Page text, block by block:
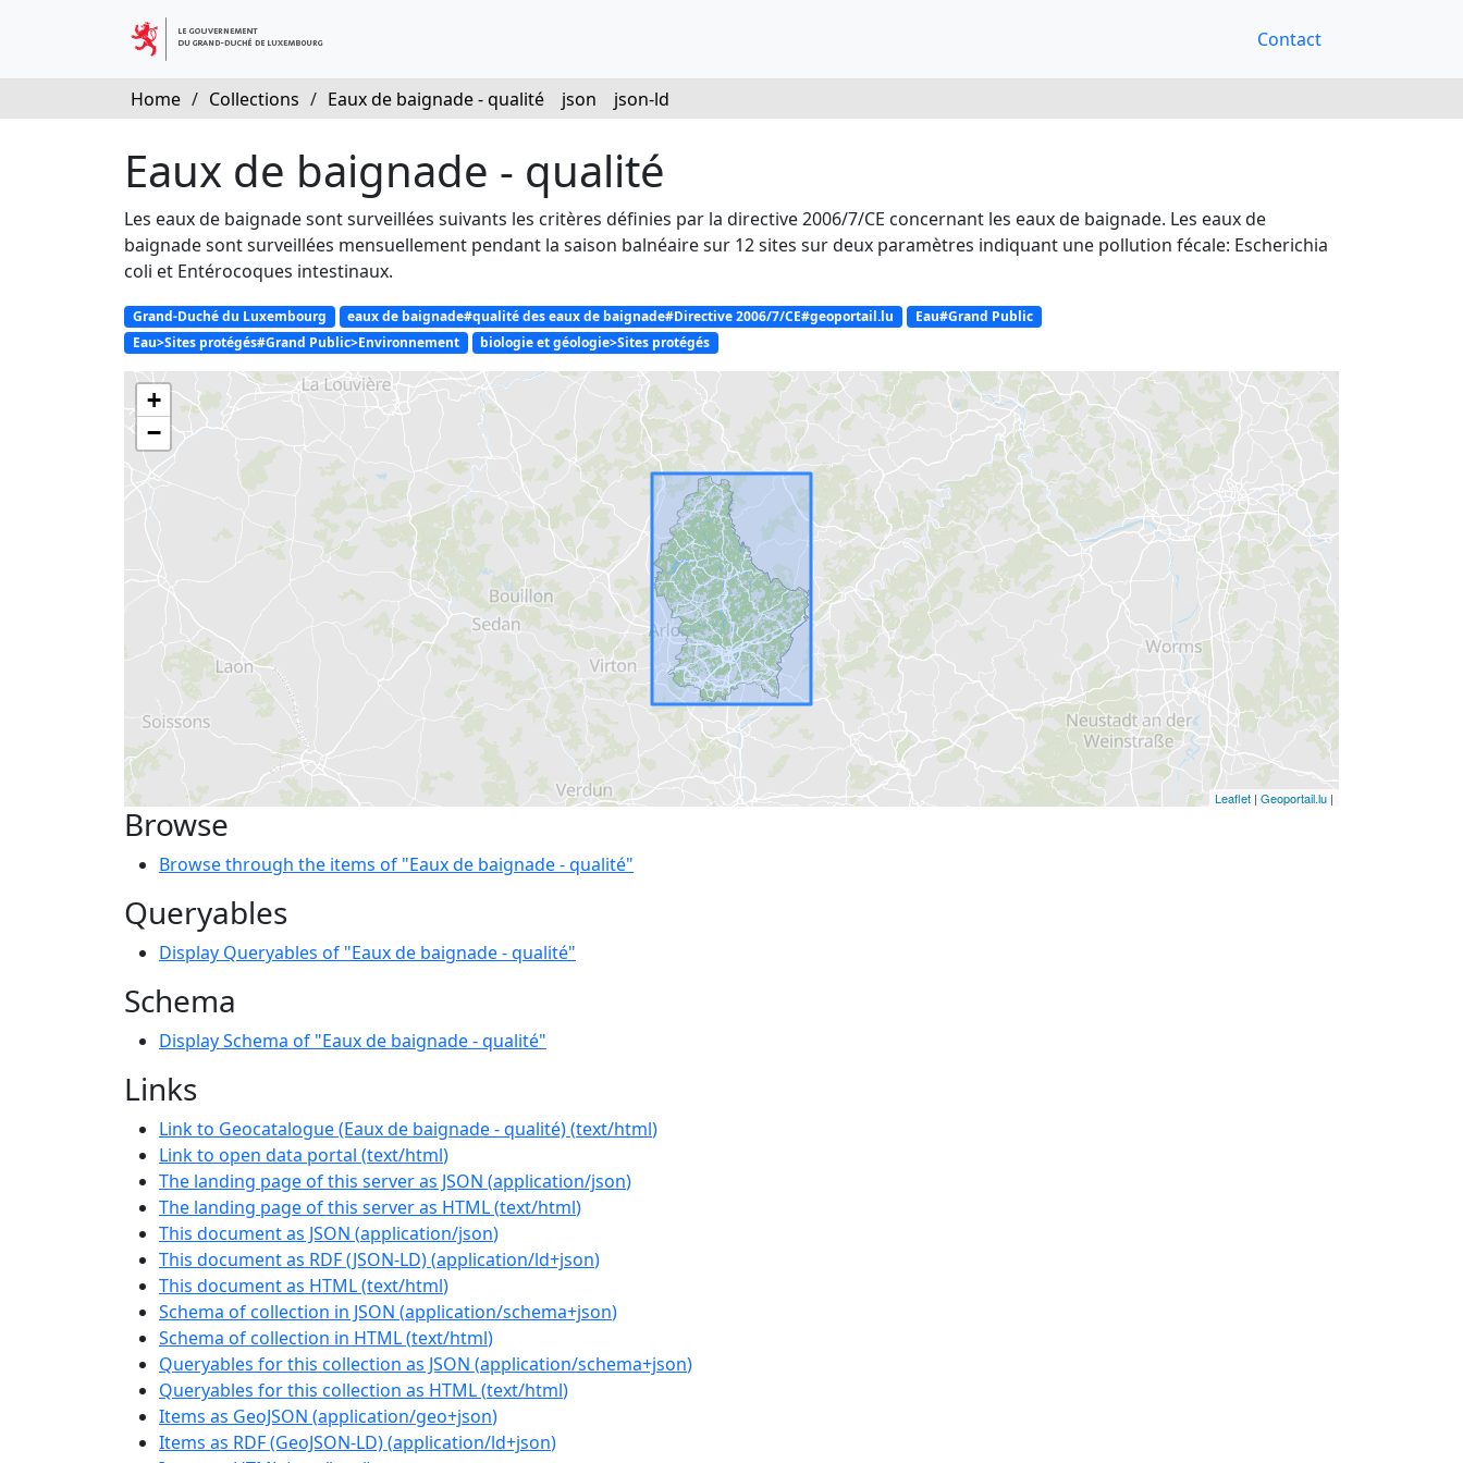
Contact
Home / Collections / Eaux de baignade - qualité json json-ld
Eaux de baignade - qualité
Les eaux de baignade sont surveillées suivants les critères définies par la directive 2006/7/CE concernant les eaux de baignade. Les eaux de
baignade sont surveillées mensuellement pendant la saison balnéaire sur 12 sites sur deux paramètres indiquant une pollution fécale: Escherichia
coli et Entérocoques intestinaux.
Grand-Duché du Luxembourg eaux de baignade#qualité des eaux de baignade#Directive 2006/7/CE#geoportail.lu
Eau#Grand Public
Eau>Sites protégés#Grand Public>Environnement
biologie et géologie>Sites protégés
+
−
Leaflet | Geoportail.lu |
Browse
Browse through the items of "Eaux de baignade - qualité"
Queryables
Display Queryables of "Eaux de baignade - qualité"
Schema
Display Schema of "Eaux de baignade - qualité"
Links
Link to Geocatalogue (Eaux de baignade - qualité)(text/html)
Link to open data portal (text/html)
The landing page of this server as JSON (application/json)
The landing page of this server as HTML(text/html)
This document as JSON (application/json)
This document as RDF (JSON-LD)(application/ld+json)
This document as HTML(text/html)
Schema of collection in JSON (application/schema+json)
Schema of collection in HTML(text/html)
Queryables for this collection as JSON (application/schema+json)
Queryables for this collection as HTML(text/html)
Items as GeoJSON (application/geo+json)
Items as RDF (GeoJSON-LD)(application/ld+json)